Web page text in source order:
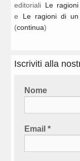
editoriali Le
e Le ragioni di
(continua)
Iscriviti alla
Nome
Email*